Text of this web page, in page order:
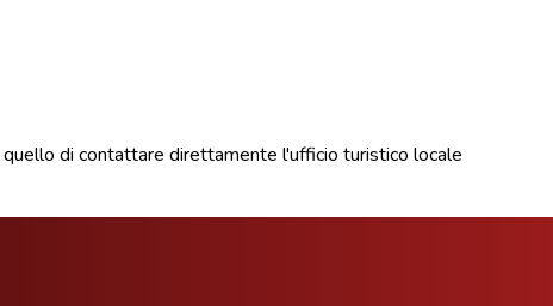
quello di contattare direttamente l'ufficio turistico locale